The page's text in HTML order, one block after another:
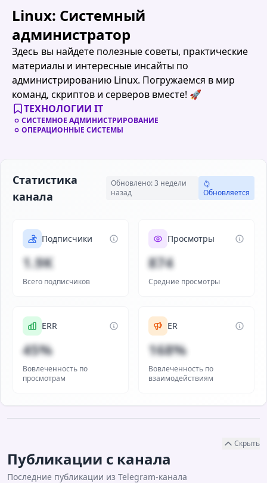
Linux: Системный
администратор
Здесь вы найдете полезные советы, практические
материалы и интересные инсайты по
администрированию Linux. Погружаемся в мир
команд, скриптов и серверов вместе! 🚀
ТЕХНОЛОГИИ IT
СИСТЕМНОЕ АДМИНИСТРИРОВАНИЕ
ОПЕРАЦИОННЫЕ СИСТЕМЫ
Статистика
канала
Обновлено: 3 недели
назад
Обновляется
Подписчики
1.9K
Всего подписчиков
Просмотры
874
Средние просмотры
ERR
45%
Вовлеченность по
просмотрам
ER
168%
Вовлеченность по
взаимодействиям
Скрыть
Публикации с канала
Последние публикации из Telegram-канала